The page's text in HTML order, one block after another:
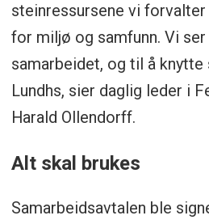
steinressursene vi
for miljø og samfunn. Vi ser
samarbeidet, og til å knytte
Lundhs, sier daglig leder i
Harald Ollendorff.
Alt skal brukes
Samarbeidsavtalen ble